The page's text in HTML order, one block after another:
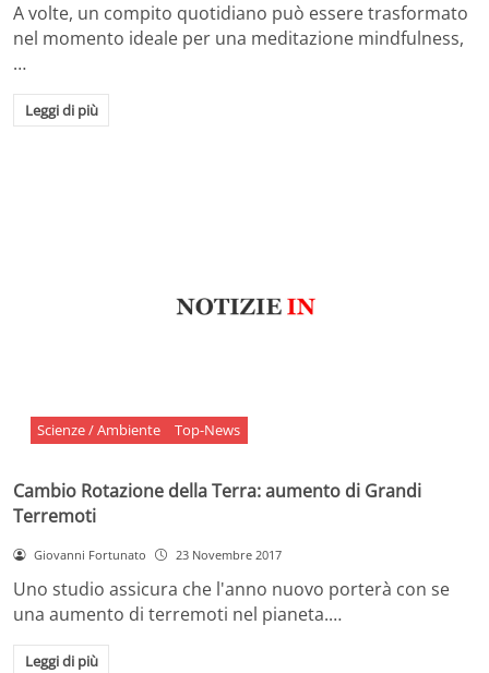
A volte, un compito quotidiano può essere trasformato
nel momento ideale per una meditazione mindfulness,
…
Leggi di più
Scienze / Ambiente Top-News
Cambio Rotazione della Terra: aumento di Grandi
Terremoti
Giovanni Fortunato 23 Novembre 2017
Uno studio assicura che l'anno nuovo porterà con se
una aumento di terremoti nel pianeta.…
Leggi di più